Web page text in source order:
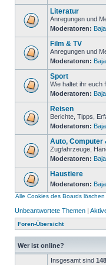
Literatur
Anregungen und
Moderatoren:
Film & TV
Anregungen und
Moderatoren:
Sport
Wie haltet ihr euch
Moderatoren:
Reisen
Berichte, Tipps,
Moderatoren:
Auto, Computer
Zugfahrzeuge,
Moderatoren:
Haustiere
Moderatoren:
Alle Cookies des Boards löschen
Unbeantwortete Themen |
Foren-Übersicht
Wer ist online?
Insgesamt sind 148